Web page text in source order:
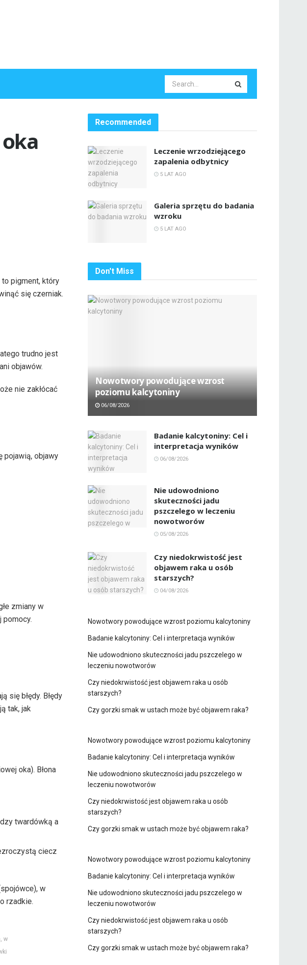
to pigment, który
się czerniak.
trudno jest
objawów.
nie zakłócać
pojawią, objawy
zmiany w
pomocy.
się błędy. Błędy
tak, jak
oka). Błona
twardówką a
ciecz
w
rzadkie.
w
Recommended
Leczenie wrzodziejącego
zapalenia odbytnicy
5 LAT AGO
Galeria sprzętu do badania
wzroku
5 LAT AGO
Don't Miss
Nowotwory powodujące wzrost
poziomu kalcytoniny
06/08/2026
Badanie kalcytoniny: Cel i
interpretacja wyników
06/08/2026
Nie udowodniono
skuteczności jadu
pszczelego w leczeniu
nowotworów
05/08/2026
Czy niedokrwistość jest
objawem raka u osób
starszych?
04/08/2026
Nowotwory powodujące wzrost poziomu kalcytoniny
Badanie kalcytoniny: Cel i interpretacja wyników
Nie udowodniono skuteczności jadu pszczelego w
leczeniu nowotworów
Czy niedokrwistość jest objawem raka u osób
starszych?
Czy gorzki smak w ustach może być objawem raka?
Nowotwory powodujące wzrost poziomu kalcytoniny
Badanie kalcytoniny: Cel i interpretacja wyników
Nie udowodniono skuteczności jadu pszczelego w
leczeniu nowotworów
Czy niedokrwistość jest objawem raka u osób
starszych?
Czy gorzki smak w ustach może być objawem raka?
Nowotwory powodujące wzrost poziomu kalcytoniny
Badanie kalcytoniny: Cel i interpretacja wyników
Nie udowodniono skuteczności jadu pszczelego w
leczeniu nowotworów
Czy niedokrwistość jest objawem raka u osób
starszych?
Czy gorzki smak w ustach może być objawem raka?